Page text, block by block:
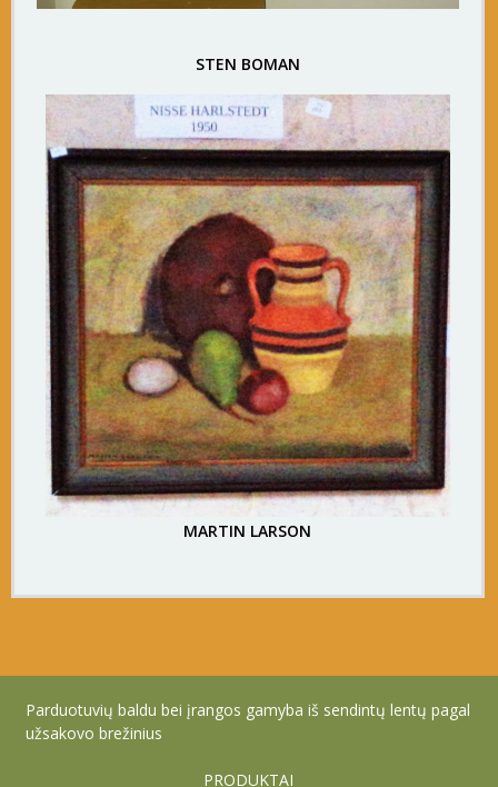
STEN BOMAN
MARTIN LARSON
Parduotuvių baldu bei įrangos gamyba iš sendintų lentų pagal
užsakovo brežinius
PRODUKTAI